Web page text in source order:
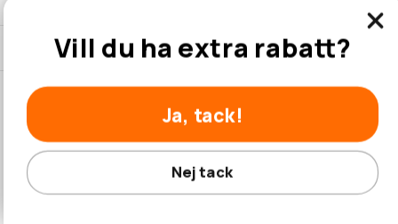
Kundtjänst
© 2026 Hobbyhallen.se
Vill du ha extra rabatt?
Ja, tack!
Nej tack